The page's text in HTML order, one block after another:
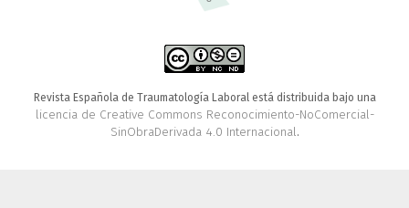
Revista Española de Traumatología Laboral está distribuida bajo una
licencia de Creative Commons Reconocimiento-NoComercial-
SinObraDerivada 4.0 Internacional.